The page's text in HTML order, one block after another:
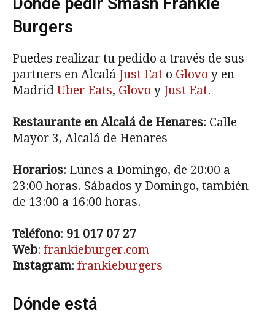
Burgers
Puedes realizar tu pedido a través de sus
partners en Alcalá Just Eat o Glovo y en
Madrid Uber Eats, Glovo y Just Eat.
Restaurante en Alcalá de Henares: Calle
Mayor 3, Alcalá de Henares
Horarios: Lunes a Domingo, de 20:00 a
23:00 horas. Sábados y Domingo, también
de 13:00 a 16:00 horas.
Teléfono: 91 017 07 27
Web: frankieburger.com
Instagram: frankieburgers
Dónde está